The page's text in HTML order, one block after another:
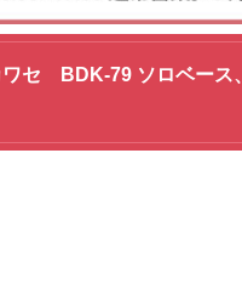
セ BDK-79 ソロベー